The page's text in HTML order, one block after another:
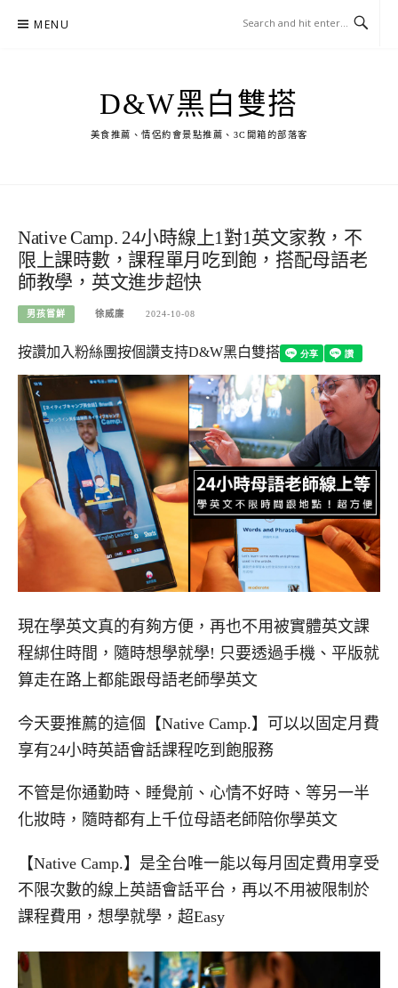
MENU
D&W黑白雙搭
美食推薦、情侶約會景點推薦、3C開箱的部落客
Native Camp. 24小時線上1對1英文家教，不
限上課時數，課程單月吃到飽，搭配母語老
師教學，英文進步超快
男孩嘗鮮 徐威廉 2024-10-08
按讚加入粉絲團按個讚支持D&W黑白雙搭
現在學英文真的有夠方便，再也不用被實體英文課
程綁住時間，隨時想學就學! 只要透過手機、平版就
算走在路上都能跟母語老師學英文
今天要推薦的這個【Native Camp.】可以以固定月費
享有24小時英語會話課程吃到飽服務
不管是你通勤時、睡覺前、心情不好時、等另一半
化妝時，隨時都有上千位母語老師陪你學英文
【Native Camp.】 是全台唯一能以每月固定費用享受
不限次數的線上英語會話平台，再以不用被限制於
課程費用，想學就學，超Easy